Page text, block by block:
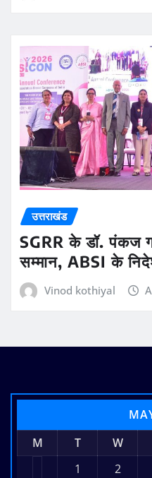
उत्तराखंड
SGRR के डॉ. पंकज
सम्मान, ABSI के
Vinod kothiyal
M
T W
1
2